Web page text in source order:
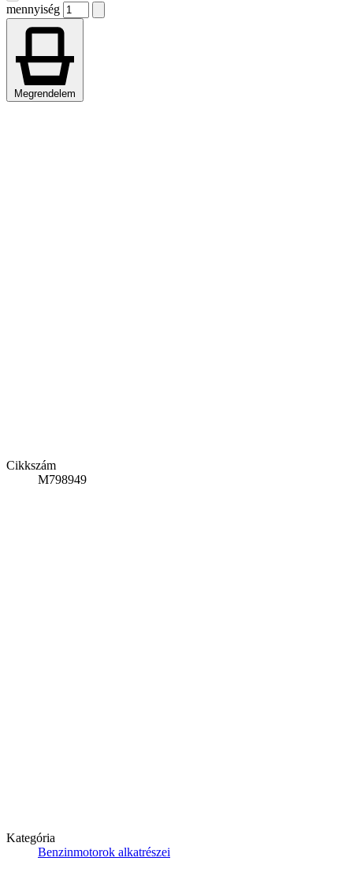
mennyiség
Megrendelem
Cikkszám
M798949
Kategória
Benzinmotorok alkatrészei